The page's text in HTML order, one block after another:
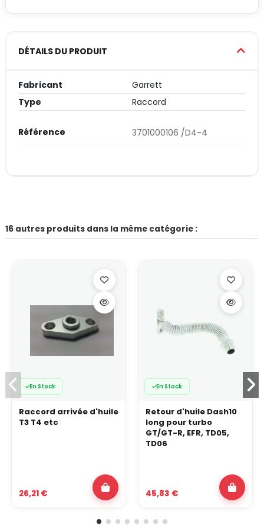
DÉTAILS DU PRODUIT
Fabricant
Garrett
Type
Raccord
Référence 3701000106 /D4-4
16 autres produits dans la même catégorie :
En Stock
Raccord arrivée d'huile
T3 T4 etc
26,21 €
En Stock
Retour d'huile Dash10
long pour turbo
GT/GT-R, EFR, TD05,
TD06
45,83 €